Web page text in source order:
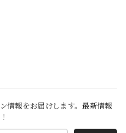
情報をお届けします。最新情報